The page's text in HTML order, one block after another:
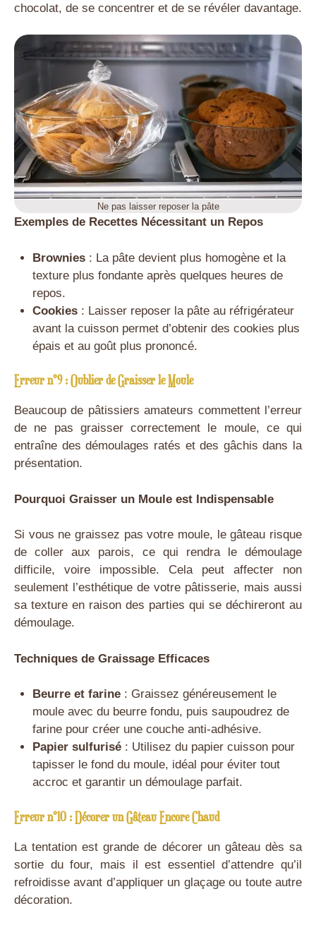
chocolat, de se concentrer et de se révéler davantage.
Ne pas laisser reposer la pâte
Exemples de Recettes Nécessitant un Repos
Brownies: La pâte devient plus homogène et la
texture plus fondante après quelques heures de
repos.
Cookies: Laisser reposer la pâte au réfrigérateur
avant la cuisson permet d’obtenir des cookies plus
épais et au goût plus prononcé.
Erreur n°9 : Oublier de Graisser le Moule
Beaucoup de pâtissiers amateurs commettent l’erreur
de ne pas graisser correctement le moule, ce qui
entraîne des démoulages ratés et des gâchis dans la
présentation.
Pourquoi Graisser un Moule est Indispensable
Si vous ne graissez pas votre moule, le gâteau risque
de coller aux parois, ce qui rendra le démoulage
difficile, voire impossible. Cela peut affecter non
seulement l’esthétique de votre pâtisserie, mais aussi
sa texture en raison des parties qui se déchireront au
démoulage.
Techniques de Graissage Efficaces
Beurre et farine: Graissez généreusement le
moule avec du beurre fondu, puis saupoudrez de
farine pour créer une couche anti-adhésive.
Papier sulfurisé: Utilisez du papier cuisson pour
tapisser le fond du moule, idéal pour éviter tout
accroc et garantir un démoulage parfait.
Erreur n°10 : Décorer un Gâteau Encore Chaud
La tentation est grande de décorer un gâteau dès sa
sortie du four, mais il est essentiel d’attendre qu’il
refroidisse avant d’appliquer un glaçage ou toute autre
décoration.